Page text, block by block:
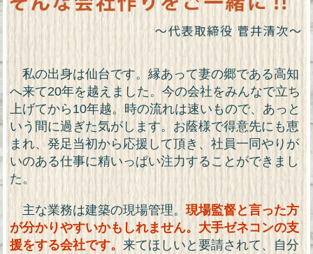
私の出身は仙台です。縁あって妻の郷である高知
へ来て20年を越えました。今の会社をみんなで立ち
上げてから10年越。時の流れは速いもので、あっと
いう間に過ぎた気がします。お蔭様で得意先にも恵
まれ、発足当初から応援して頂き、社員一同やりが
いのある仕事に精いっぱい注力することができまし
た。
主な業務は建築の現場管理。現場監督と言った方
が分かりやすいかもしれません。大手ゼネコンの支
援をする会社です。 来てほしいと要請されて、自分